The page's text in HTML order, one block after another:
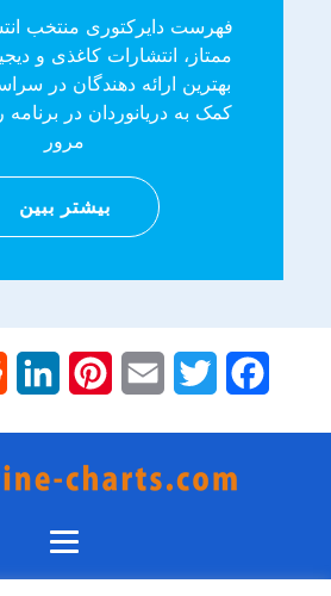
فهرست دایرکتوری منتخب
ممتاز، انتشارات کاغذی و
بهترین ارائه دهندگان در
کمک به دریانوردان در برنامه
مرور
بیشتر ببین
Facebook
Twitter
Email